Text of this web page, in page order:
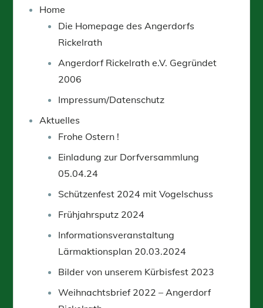
Home
Die Homepage des Angerdorfs
Rickelrath
Angerdorf Rickelrath e.V. Gegründet
2006
Impressum/Datenschutz
Aktuelles
Frohe Ostern !
Einladung zur Dorfversammlung
05.04.24
Schützenfest 2024 mit Vogelschuss
Frühjahrsputz 2024
Informationsveranstaltung
Lärmaktionsplan 20.03.2024
Bilder von unserem Kürbisfest 2023
Weihnachtsbrief 2022 – Angerdorf